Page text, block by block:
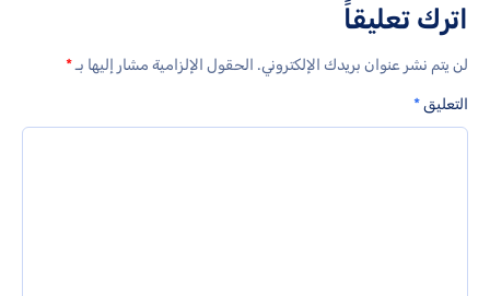
اترك تعليقاً
لن يتم نشر عنوان بريدك الإلكتروني. الحقول الإلزامية مشار إليها بـ*
التعليق*